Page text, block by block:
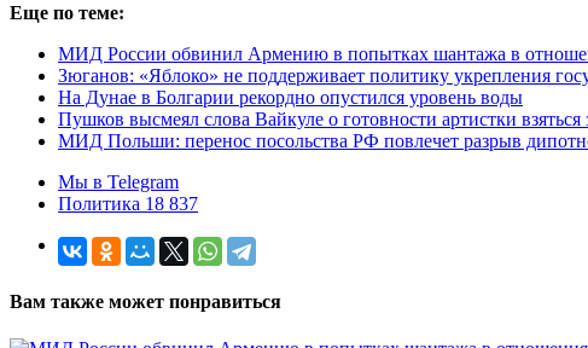
Еще по теме:
МИД России обвинил Армению в попытках шантажа в
Зюганов: «Яблоко» не поддерживает политику укрепления
На Дунае в Болгарии рекордно опустился уровень воды
Пушков высмеял слова Вайкуле о готовности артистки взяться
МИД Польши: перенос посольства РФ повлечет разрыв
Мы в Telegram
Политика 18 837
Вам также может понравиться